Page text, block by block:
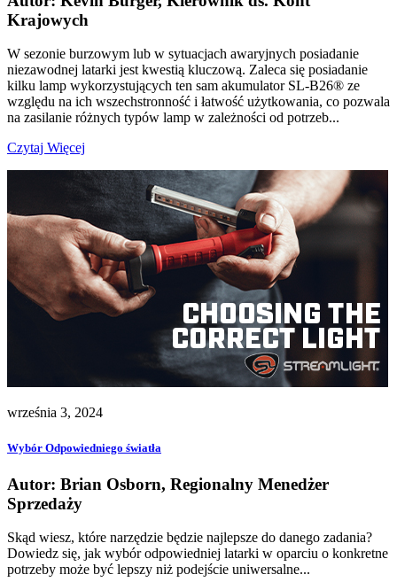
Krajowych
W sezonie burzowym lub w sytuacjach awaryjnych posiadanie
niezawodnej latarki jest kwestią kluczową. Zaleca się posiadanie
kilku lamp wykorzystujących ten sam akumulator SL-B26® ze
względu na ich wszechstronność i łatwość użytkowania, co pozwala
na zasilanie różnych typów lamp w zależności od potrzeb...
Czytaj Więcej
września 3, 2024
Wybór Odpowiedniego światła
Autor: Brian Osborn, Regionalny Menedżer
Sprzedaży
Skąd wiesz, które narzędzie będzie najlepsze do danego zadania?
Dowiedz się, jak wybór odpowiedniej latarki w oparciu o konkretne
potrzeby może być lepszy niż podejście uniwersalne...